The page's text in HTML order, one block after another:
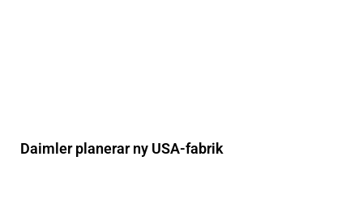
Daimler planerar ny USA-fabrik